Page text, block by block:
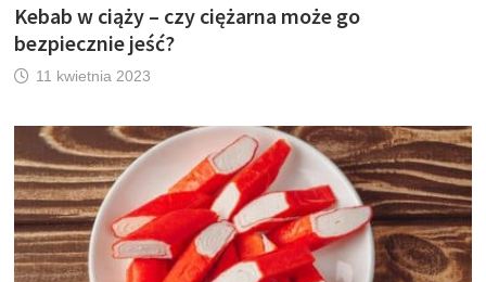
Kebab w ciąży – czy ciężarna może go
bezpiecznie jeść?
11 kwietnia 2023